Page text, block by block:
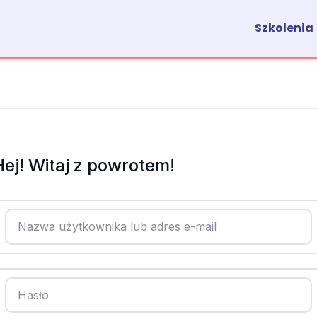
Szkolenia
Witaj z powrotem!